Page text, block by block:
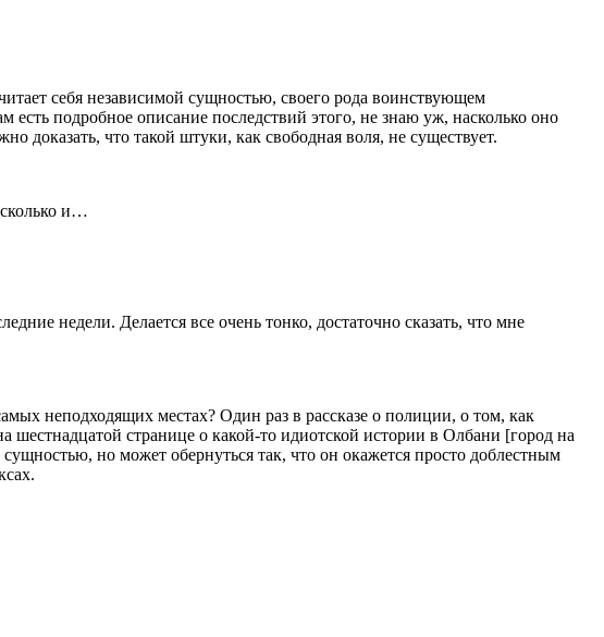
себя независимой сущностью, своего рода воинствующем
подробное описание последствий этого, не знаю уж, насколько оно
доказать, что такой штуки, как свободная воля, не существует.
и…
недели. Делается все очень тонко, достаточно сказать, что мне
неподходящих местах? Один раз в рассказе о полиции, о том, как
шестнадцатой странице о какой-то идиотской истории в Олбани [город на
но может обернуться так, что он окажется просто доблестным